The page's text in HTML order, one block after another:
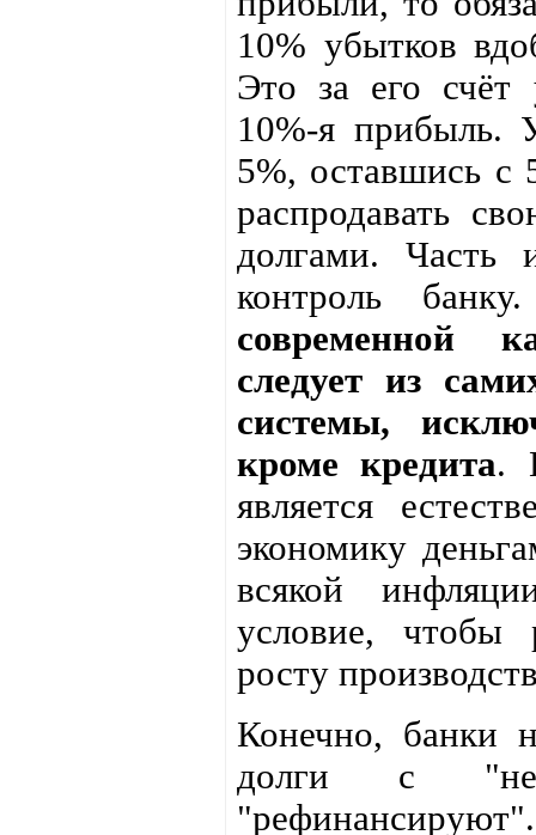
10% убытков
Это за его счёт
10%-я прибыль.
5%, оставшись с
распродавать
долгами. Часть
контроль
современной
следует из
системы,
кроме кредита.
является
экономику
всякой
условие, чтобы
росту
Конечно, банки
долги с